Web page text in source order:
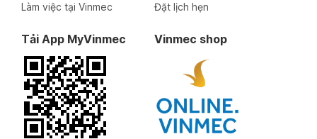
Làm việc tại Vinmec
Đặt lịch hẹn
Tải App MyVinmec Vinmec shop